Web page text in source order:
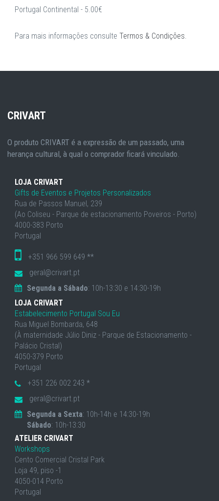
Portugal Continental - 5.00€
Para mais informações consulte Termos & Condições.
CRIVART
O produto CRIVART é a expressão de um passado, uma
herança cultural, à qual o comprador ficará vinculado.
LOJA CRIVART
Gifts de Eventos e Projetos Personalizados
Rua de Passos Manuel, 239
(Ao Coliseu - Parque de estacionamento Poveiros - Porto)
4000-383 Porto
Portugal
+351 966 599 649 **
geral@crivart.pt
Segunda a Sábado: 10h-13:30 e 14:30-19h
LOJA CRIVART
Estabelecimento Portugal Sou Eu
Rua Miguel Bombarda, 648
(À maternidade Júlio Diniz - Parque de Estacionamento -
Palácio Cristal)
4050-379 Porto
Portugal
+351 226 002 243 *
geral@crivart.pt
Segunda a Sexta: 10h-14h e 14:30-19h
Sábado: 10h-13:30
ATELIER CRIVART
Workshops
Cento Comercial Cristal Park
Loja 49, piso -1
4050-014 Porto
Portugal